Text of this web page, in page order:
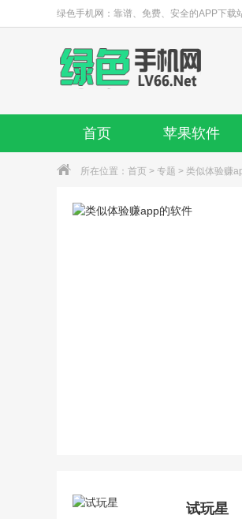
绿色手机网：靠谱、免费、安全的APP下载
首页 苹果软件
所在位置： 首页 > 专题 > 类似体验赚
试玩星